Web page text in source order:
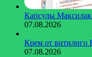
Капсулы
07.08.2026
Крем от
07.08.2026